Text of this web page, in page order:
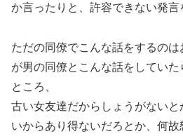
か言ったりと、許容できない発言
ただの同僚でこんな話をするの
が男の同僚とこんな話をしてい
ところ、
古い女友達だからしょうがない
いからあり得ないだろとか、何